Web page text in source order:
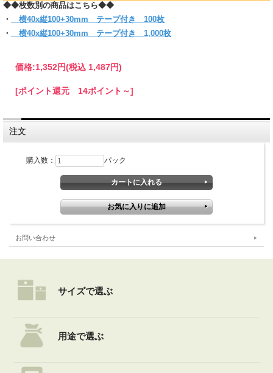
◆◆枚数別の商品はこちら◆◆
・
横40x縦100+30mm テープ付き 100枚
・
横40x縦100+30mm テープ付き 1,000枚
価格:1,352円(税込 1,487円)
[ポイント還元 14ポイント～]
注文
購入数： パック
お問い合わせ
サイズで選ぶ
用途で選ぶ